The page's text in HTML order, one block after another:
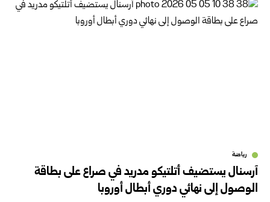
رياضة
آرسنال يستضيف أتلتيكو مدريد في صراع على بطاقة
الوصول إلى نهائي دوري أبطال أوروبا